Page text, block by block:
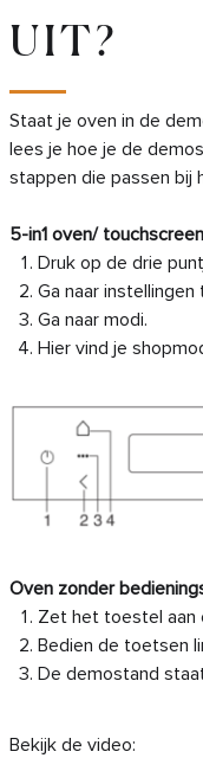
UIT?
Staat je oven in de
lees je hoe je de
stappen die passen bij
5-in1 oven/
Druk op de drie
Ga naar
Ga naar modi.
Hier vind je
Oven zonder
Zet het toestel aan
Bedien de toetsen
De demostand
Bekijk de video: